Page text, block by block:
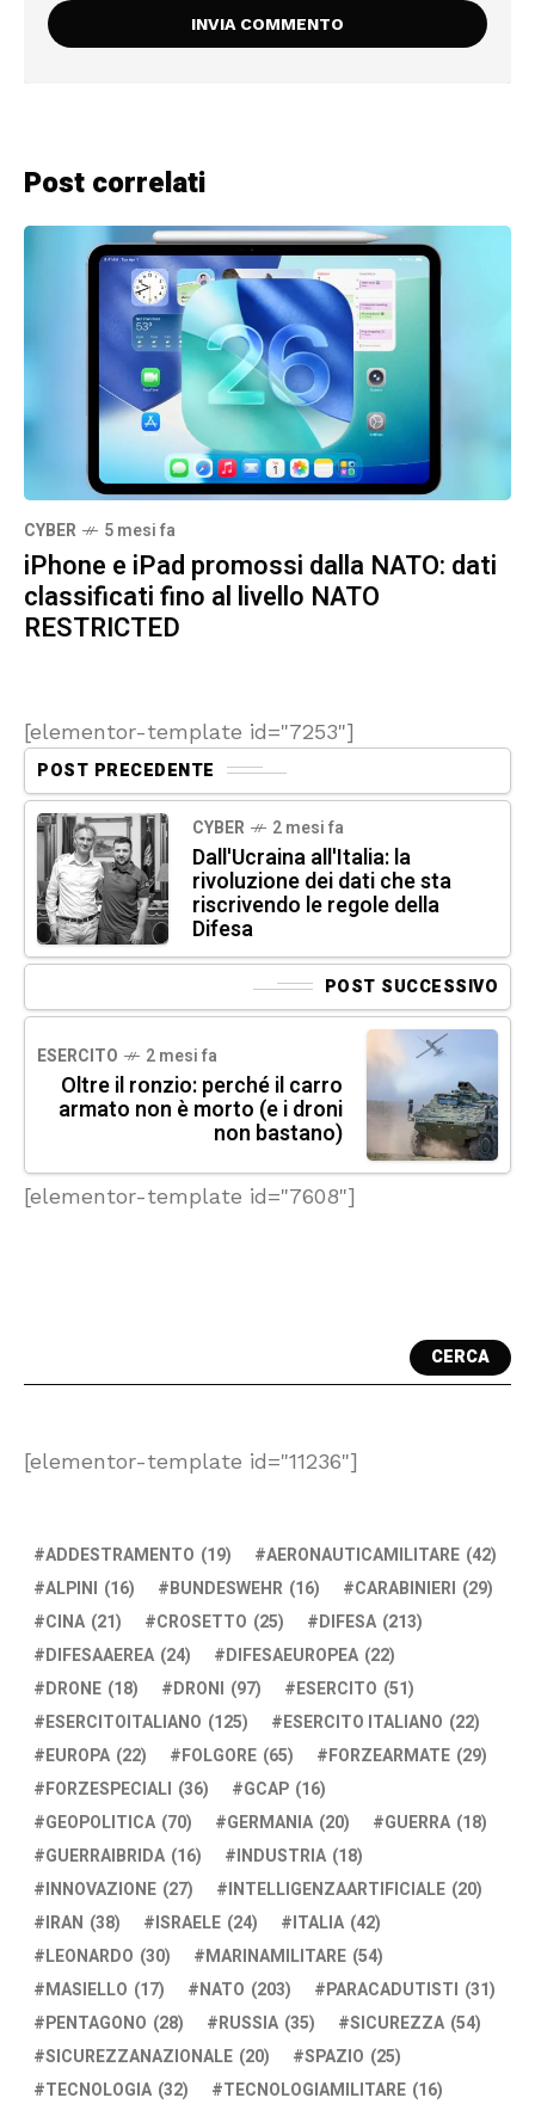
Post correlati
CYBER 5 mesi fa
iPhone e iPad promossi dalla NATO: dati
classificati fino al livello NATO
RESTRICTED
[elementor-template id="7253"]
POST PRECEDENTE
CYBER 2 mesi fa
Dall'Ucraina all'Italia: la
rivoluzione dei dati che sta
riscrivendo le regole della
Difesa
POST SUCCESSIVO
ESERCITO 2 mesi fa
Oltre il ronzio: perché il carro
armato non è morto (e i droni
non bastano)
[elementor-template id="7608"]
CERCA
[elementor-template id="11236"]
ADDESTRAMENTO (19) AERONAUTICAMILITARE (42)
ALPINI (16) BUNDESWEHR (16) CARABINIERI (29)
CINA (21) CROSETTO (25) DIFESA (213)
DIFESAAEREA (24) DIFESAEUROPEA (22)
DRONE (18) DRONI (97) ESERCITO (51)
ESERCITOITALIANO (125) ESERCITO ITALIANO (22)
EUROPA (22) FOLGORE (65) FORZEARMATE (29)
FORZESPECIALI (36) GCAP (16)
GEOPOLITICA (70) GERMANIA (20) GUERRA (18)
GUERRAIBRIDA (16) INDUSTRIA (18)
INNOVAZIONE (27) INTELLIGENZAARTIFICIALE (20)
IRAN (38) ISRAELE (24) ITALIA (42)
LEONARDO (30) MARINAMILITARE (54)
MASIELLO (17) NATO (203) PARACADUTISTI (31)
PENTAGONO (28) RUSSIA (35) SICUREZZA (54)
SICUREZZANAZIONALE (20) SPAZIO (25)
TECNOLOGIA (32) TECNOLOGIAMILITARE (16)